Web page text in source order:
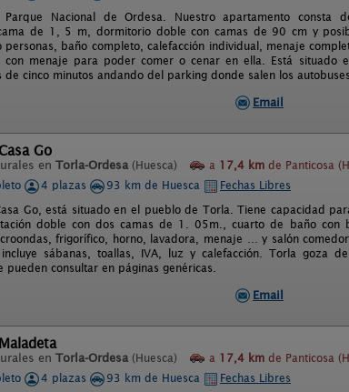
Parque Nacional de Ordesa. Nuestro apartamento consta
de 1, 5 m, dormitorio doble con camas de 90 cm y
personas, baño completo, calefacción individual, menaje
con menaje para poder comer o cenar en ella. Está
de cinco minutos andando del parking donde salen los
Email
Go
en Torla-Ordesa (Huesca) a 17,4 km de Panticosa
4 plazas 93 km de Huesca
Fechas Libres
Go, está situado en el pueblo de Torla. Tiene capacidad
doble con dos camas de 1. 05m., cuarto de baño con
frigorífico, horno, lavadora, menaje … y salón
sábanas, toallas, IVA, luz y calefacción. Torla goza
pueden consultar en páginas genéricas.
Email
en Torla-Ordesa (Huesca) a 17,4 km de Panticosa
4 plazas 93 km de Huesca
Fechas Libres